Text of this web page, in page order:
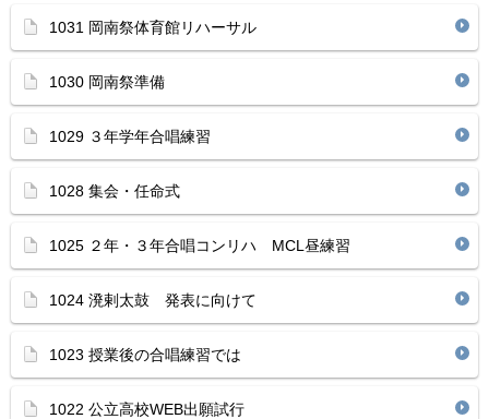
1031 岡南祭体育館リハーサル
1030 岡南祭準備
1029 ３年学年合唱練習
1028 集会・任命式
1025 ２年・３年合唱コンリハ MCL昼練習
1024 溌剌太鼓 発表に向けて
1023 授業後の合唱練習では
1022 公立高校WEB出願試行